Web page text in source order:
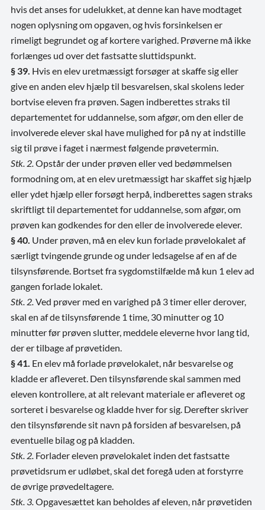
hvis det anses for udelukket, at denne kan have modtaget
nogen oplysning om opgaven, og hvis forsinkelsen er
rimeligt begrundet og af kortere varighed. Prøverne må ikke
forlænges ud over det fastsatte sluttidspunkt.
§ 39. Hvis en elev uretmæssigt forsøger at skaffe sig eller
give en anden elev hjælp til besvarelsen, skal skolens leder
bortvise eleven fra prøven. Sagen indberettes straks til
departementet for uddannelse, som afgør, om den eller de
involverede elever skal have mulighed for på ny at indstille
sig til prøve i faget i nærmest følgende prøvetermin.
Stk. 2. Opstår der under prøven eller ved bedømmelsen
formodning om, at en elev uretmæssigt har skaffet sig hjælp
eller ydet hjælp eller forsøgt herpå, indberettes sagen straks
skriftligt til departementet for uddannelse, som afgør, om
prøven kan godkendes for den eller de involverede elever.
§ 40. Under prøven, må en elev kun forlade prøvelokalet af
særligt tvingende grunde og under ledsagelse af en af de
tilsynsførende. Bortset fra sygdomstilfælde må kun 1 elev ad
gangen forlade lokalet.
Stk. 2. Ved prøver med en varighed på 3 timer eller derover,
skal en af de tilsynsførende 1 time, 30 minutter og 10
minutter før prøven slutter, meddele eleverne hvor lang tid,
der er tilbage af prøvetiden.
§ 41. En elev må forlade prøvelokalet, når besvarelse og
kladde er afleveret. Den tilsynsførende skal sammen med
eleven kontrollere, at alt relevant materiale er afleveret og
sorteret i besvarelse og kladde hver for sig. Derefter skriver
den tilsynsførende sit navn på forsiden af besvarelsen, på
eventuelle bilag og på kladden.
Stk. 2. Forlader eleven prøvelokalet inden det fastsatte
prøvetidsrum er udløbet, skal det foregå uden at forstyrre
de øvrige prøvedeltagere.
Stk. 3. Opgavesættet kan beholdes af eleven, når prøvetiden